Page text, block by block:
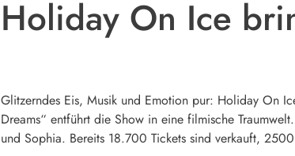
Holiday On Ice
Glitzerndes Eis, Musik und Emotion pur: Holiday On
Dreams“ entführt die Show in eine filmische
und Sophia. Bereits 18.700 Tickets sind verkauft,